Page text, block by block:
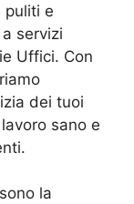
puliti e
servizi
Uffici. Con
dei tuoi
sano e
la